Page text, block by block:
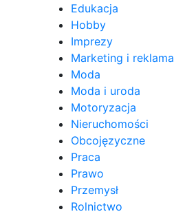
Edukacja
Hobby
Imprezy
Marketing i reklama
Moda
Moda i uroda
Motoryzacja
Nieruchomości
Obcojęzyczne
Praca
Prawo
Przemysł
Rolnictwo